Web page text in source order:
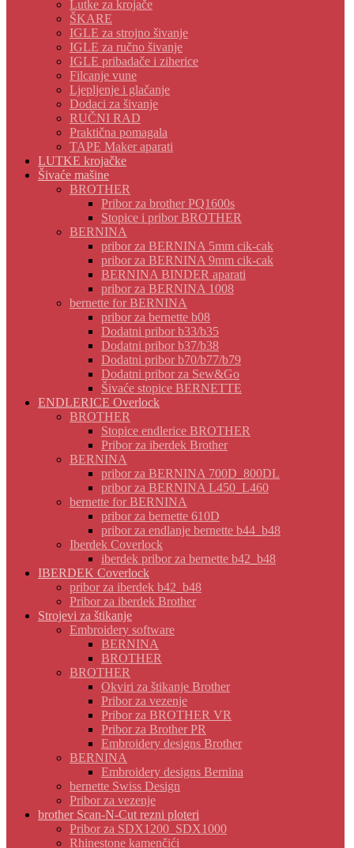
Lutke za krojače
ŠKARE
IGLE za strojno šivanje
IGLE za ručno šivanje
IGLE pribadače i ziherice
Filcanje vune
Ljepljenje i glačanje
Dodaci za šivanje
RUČNI RAD
Praktična pomagala
TAPE Maker aparati
LUTKE krojačke
Šivaće mašine
BROTHER
Pribor za brother PQ1600s
Stopice i pribor BROTHER
BERNINA
pribor za BERNINA 5mm cik-cak
pribor za BERNINA 9mm cik-cak
BERNINA BINDER aparati
pribor za BERNINA 1008
bernette for BERNINA
pribor za bernette b08
Dodatni pribor b33/b35
Dodatni pribor b37/b38
Dodatni pribor b70/b77/b79
Dodatni pribor za Sew&Go
Šivaće stopice BERNETTE
ENDLERICE Overlock
BROTHER
Stopice endlerice BROTHER
Pribor za iberdek Brother
BERNINA
pribor za BERNINA 700D_800DL
pribor za BERNINA L450_L460
bernette for BERNINA
pribor za bernette 610D
pribor za endlanje bernette b44_b48
Iberdek Coverlock
iberdek pribor za bernette b42_b48
IBERDEK Coverlock
pribor za iberdek b42_b48
Pribor za iberdek Brother
Strojevi za štikanje
Embroidery software
BERNINA
BROTHER
BROTHER
Okviri za štikanje Brother
Pribor za vezenje
Pribor za BROTHER VR
Pribor za Brother PR
Embroidery designs Brother
BERNINA
Embroidery designs Bernina
bernette Swiss Design
Pribor za vezenje
brother Scan-N-Cut rezni ploteri
Pribor za SDX1200_SDX1000
Rhinestone kamenčići